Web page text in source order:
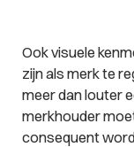
Ook visuele
zijn als merk te
meer dan louter
merkhouder
consequent